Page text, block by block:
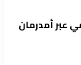
عبر أمدرمان